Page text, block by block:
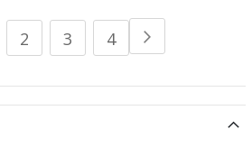
Strona
Strona
2 Strona
3 Strona
4